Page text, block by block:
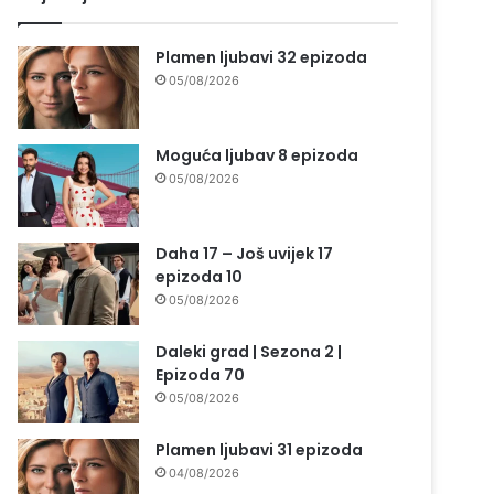
Plamen ljubavi 32 epizoda
05/08/2026
Moguća ljubav 8 epizoda
05/08/2026
Daha 17 – Još uvijek 17
epizoda 10
05/08/2026
Daleki grad | Sezona 2 |
Epizoda 70
05/08/2026
Plamen ljubavi 31 epizoda
04/08/2026